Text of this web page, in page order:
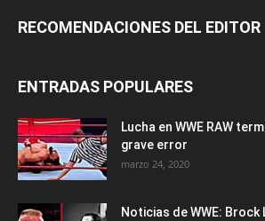
RECOMENDACIONES DEL EDITOR
ENTRADAS POPULARES
Lucha en WWE RAW
grave error
marzo 24, 2020
Noticias de WWE: Brock